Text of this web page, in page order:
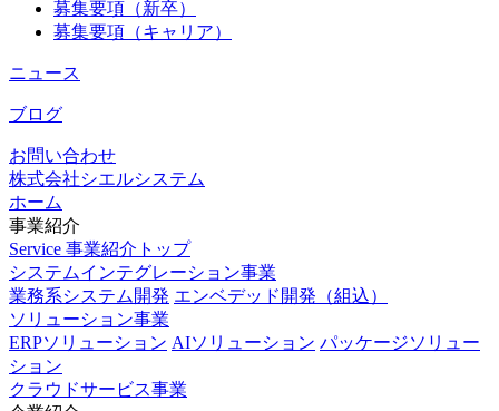
募集要項（新卒）
募集要項（キャリア）
ニュース
ブログ
お問い合わせ
株式会社シエルシステム
ホーム
事業紹介
Service 事業紹介トップ
システムインテグレーション事業
業務系システム開発 エンベデッド開発（組込）
ソリューション事業
ERPソリューション AIソリューション パッケージソリュー
ション
クラウドサービス事業